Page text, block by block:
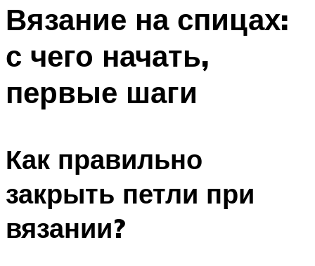
Вязание на спицах:
с чего начать,
первые шаги
Как правильно
закрыть петли при
вязании?